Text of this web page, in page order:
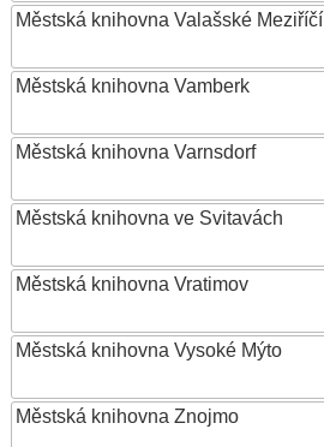
Městská knihovna Valašské Meziříčí
Městská knihovna Vamberk
Městská knihovna Varnsdorf
Městská knihovna ve Svitavách
Městská knihovna Vratimov
Městská knihovna Vysoké Mýto
Městská knihovna Znojmo